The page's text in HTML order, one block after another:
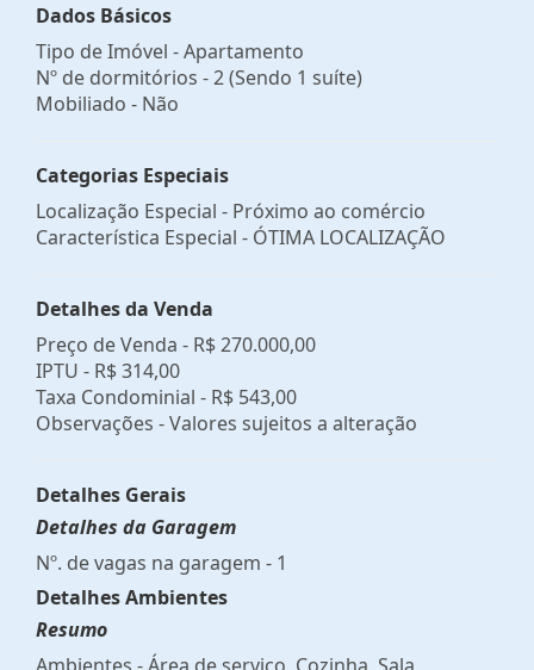
Dados Básicos
Tipo de Imóvel - Apartamento
Nº de dormitórios - 2 (Sendo 1 suíte)
Mobiliado - Não
Categorias Especiais
Localização Especial - Próximo ao comércio
Característica Especial - ÓTIMA LOCALIZAÇÃO
Detalhes da Venda
Preço de Venda - R$ 270.000,00
IPTU - R$ 314,00
Taxa Condominial - R$ 543,00
Observações - Valores sujeitos a alteração
Detalhes Gerais
Detalhes da Garagem
Nº. de vagas na garagem - 1
Detalhes Ambientes
Resumo